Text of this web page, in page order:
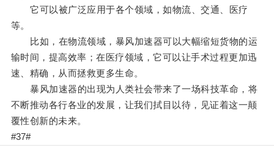
它可以被广泛应用于各个领域，如物流、交通、医疗
等。
比如，在物流领域，暴风加速器可以大幅缩短货物的运
输时间，提高效率；在医疗领域，它可以让手术过程更加迅
速、精确，从而拯救更多生命。
暴风加速器的出现为人类社会带来了一场科技革命，将
不断推动各行各业的发展，让我们拭目以待，见证着这一颠
覆性创新的未来。
#37#